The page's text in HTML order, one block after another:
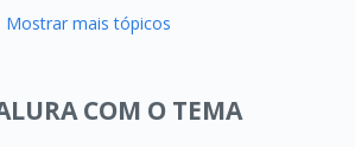
Mostrar mais tópicos
COM O TEMA